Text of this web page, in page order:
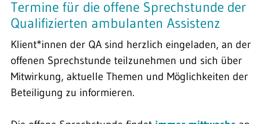
Termine für die offene Sprechstunde der
Qualifizierten ambulanten Assistenz
Klient*innen der QA sind herzlich eingeladen, an der
offenen Sprechstunde teilzunehmen und sich über
Mitwirkung, aktuelle Themen und Möglichkeiten der
Beteiligung zu informieren.